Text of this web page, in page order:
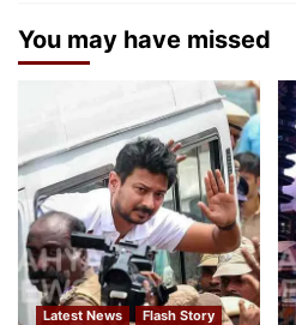
You may have missed
Latest News Flash Story